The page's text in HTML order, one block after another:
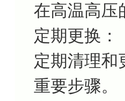
在高温高压
定期更换：
定期清理和
重要步骤。